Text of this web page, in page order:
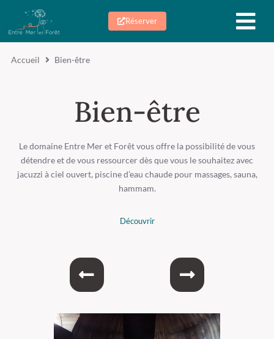
Réserver
Accueil Bien-être
Bien-être
Le domaine Entre Mer et Forêt vous offre la possibilité de vous
détendre et de vous ressourcer dès que vous le souhaitez avec
jacuzzi à ciel ouvert, piscine d’eau chaude pour massages, sauna,
hammam.
Découvrir